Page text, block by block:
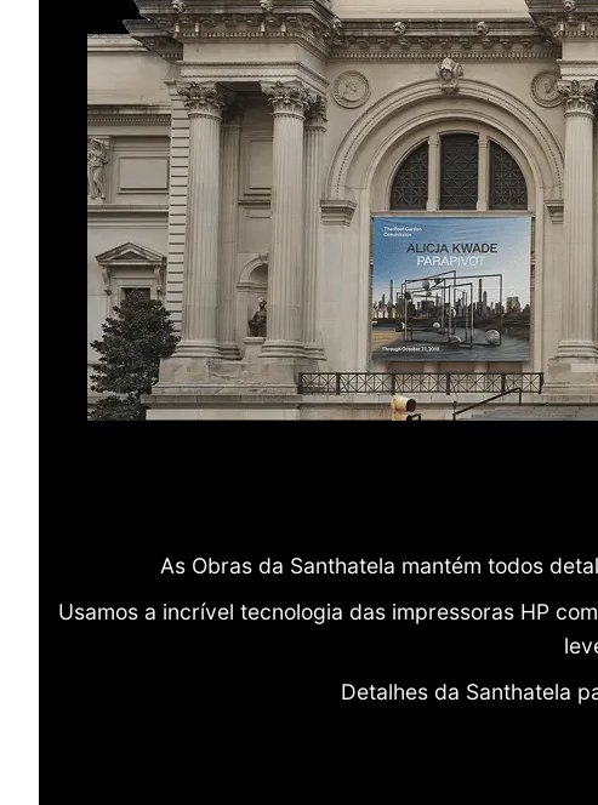
As Obras da Santhatela mantém todos
Usamos a incrível tecnologia das impressoras HP
Detalhes da Santhatela